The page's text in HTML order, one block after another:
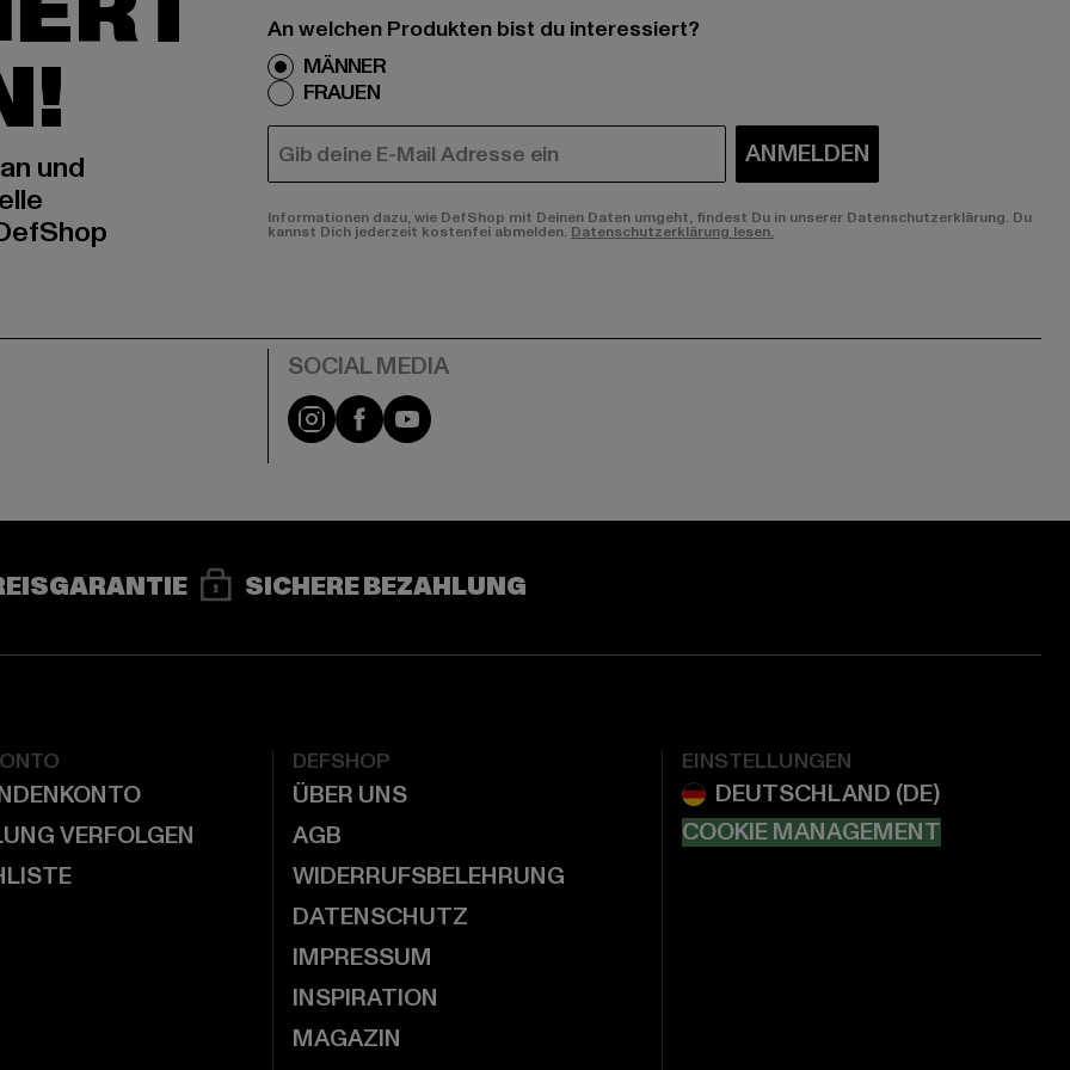
und
An welchen Produkten bist du interessiert?
MÄNNER
FRAUEN
E-MAIL ANMELDEN
Informationen dazu, wie DefShop mit Deinen Daten umgeht, findest Du in unserer Datenschutzerklärung. Du
kannst Dich jederzeit kostenfei abmelden. Datenschutzerklärung lesen.
Instagram
FacebookYouTube
SICHERE BEZAHLUNG
VERFOLGEN
DEFSHOP
ÜBER UNS
AGB
WIDERRUFSBELEHRUNG
DATENSCHUTZ
IMPRESSUM
INSPIRATION
MAGAZIN
EINSTELLUNGEN
COOKIE MANAGEMENT